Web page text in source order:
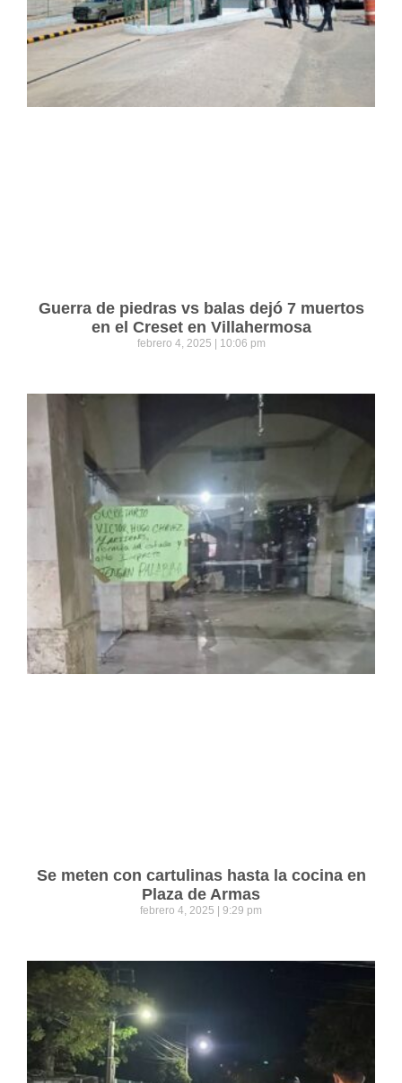
Guerra de piedras vs balas dejó 7 muertos
en el Creset en Villahermosa
febrero 4, 2025 10:06 pm
Se meten con cartulinas hasta la cocina en
Plaza de Armas
febrero 4, 2025 9:29 pm